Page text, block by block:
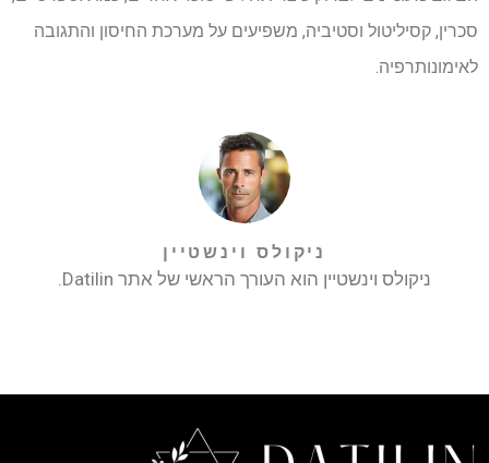
סכרין, קסיליטול וסטיביה, משפיעים על מערכת החיסון והתגובה
לאימונותרפיה.
ניקולס וינשטיין
ניקולס וינשטיין הוא העורך הראשי של אתר Datilin.